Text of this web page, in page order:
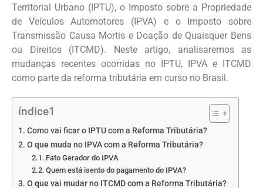
Territorial Urbano (IPTU), o Imposto sobre a Propriedade
de Veículos Automotores (IPVA) e o Imposto sobre
Transmissão Causa Mortis e Doação de Quaisquer Bens
ou Direitos (ITCMD). Neste artigo, analisaremos as
mudanças recentes ocorridas no IPTU, IPVA e ITCMD
como parte da reforma tributária em curso no Brasil.
índice1
Como vai ficar o IPTU com a Reforma Tributária?
O que muda no IPVA com a Reforma Tributária?
Fato Gerador do IPVA
Quem está isento do pagamento do IPVA?
O que vai mudar no ITCMD com a Reforma Tributária?